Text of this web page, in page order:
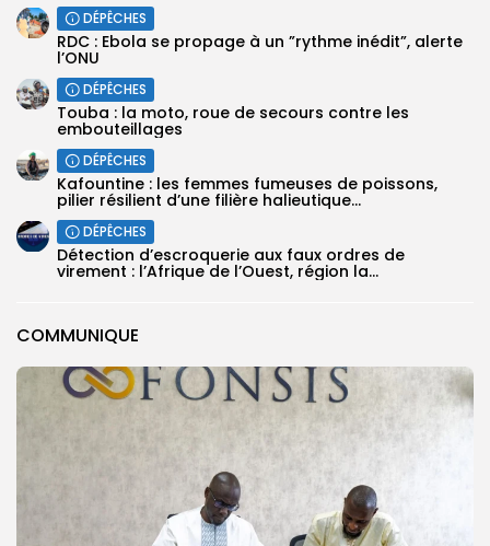
COMMUNIQUE
DÉPÊCHES
RDC : Ebola se propage à un ”rythme inédit”, alerte
l’ONU
DÉPÊCHES
Touba : la moto, roue de secours contre les
embouteillages
DÉPÊCHES
Kafountine : les femmes fumeuses de poissons,
pilier résilient d’une filière halieutique...
DÉPÊCHES
Détection d’escroquerie aux faux ordres de
virement : l’Afrique de l’Ouest, région la...